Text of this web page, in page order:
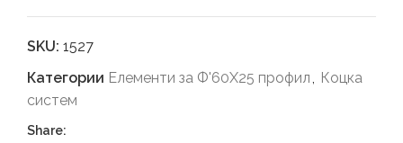
SKU: 1527
Категории Елементи за Ф'60Х25 профил
Коцка
систем
Share: